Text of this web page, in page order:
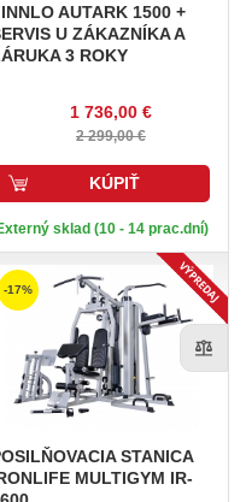
AUTARK 1500 +
U ZÁKAZNÍKA A
3 ROKY
1 736,00 €
2 299,00 €
KÚPIŤ
sklad (10 - 14 prac.dní)
-17%
STANICA
MULTIGYM IR-